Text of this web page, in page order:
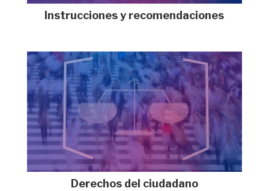
Instrucciones y recomendaciones
Derechos del ciudadano